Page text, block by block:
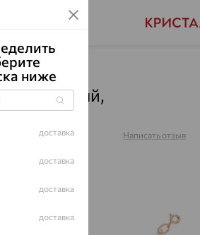
декоративные
красный,
Написать отзыв
ниже
доставка
доставка
доставка
доставка